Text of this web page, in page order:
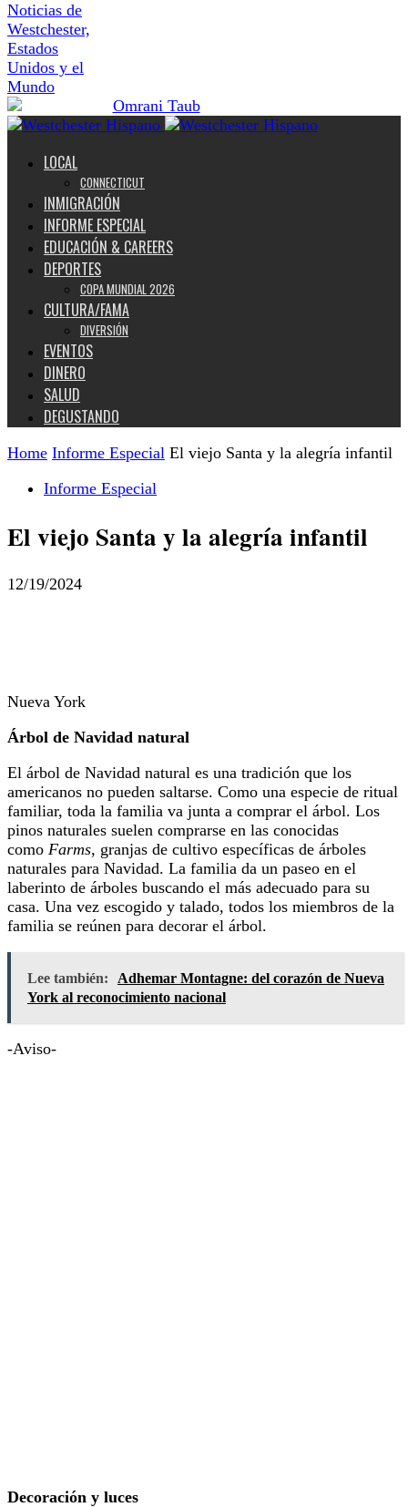
Noticias de
Westchester,
Estados
Unidos y el
Mundo
LOCAL
CONNECTICUT
INMIGRACIÓN
INFORME ESPECIAL
EDUCACIÓN & CAREERS
DEPORTES
COPA MUNDIAL 2026
CULTURA/FAMA
DIVERSIÓN
EVENTOS
DINERO
SALUD
DEGUSTANDO
Home Informe Especial El viejo Santa y la alegría infantil
Informe Especial
El viejo Santa y la alegría infantil
12/19/2024
Nueva York
Árbol de Navidad natural
El árbol de Navidad natural es una tradición que los
americanos no pueden saltarse. Como una especie de ritual
familiar, toda la familia va junta a comprar el árbol. Los
pinos naturales suelen comprarse en las conocidas
como Farms, granjas de cultivo específicas de árboles
naturales para Navidad. La familia da un paseo en el
laberinto de árboles buscando el más adecuado para su
casa. Una vez escogido y talado, todos los miembros de la
familia se reúnen para decorar el árbol.
Lee también:
Adhemar Montagne: del corazón de Nueva
York al reconocimiento nacional
-Aviso-
Decoración y luces